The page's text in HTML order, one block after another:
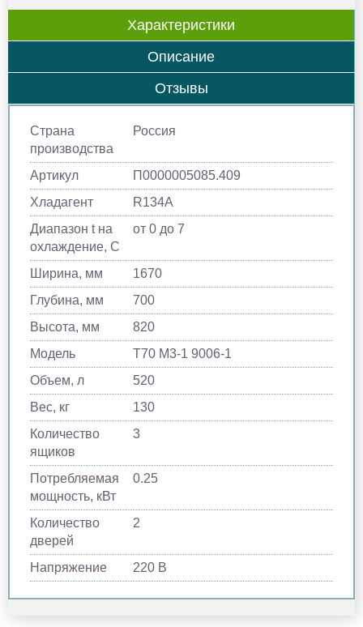
Характеристики
Описание
Отзывы
Страна
производства
Россия
Артикул
П0000005085.409
Хладагент
R134A
Диапазон t на
охлаждение, С
от 0 до 7
Ширина, мм
1670
Глубина, мм
700
Высота, мм
820
Модель
T70 M3-1 9006-1
Объем, л
520
Вес, кг
130
Количество
ящиков
3
Потребляемая
мощность, кВт
0.25
Количество
дверей
2
Напряжение 220 В